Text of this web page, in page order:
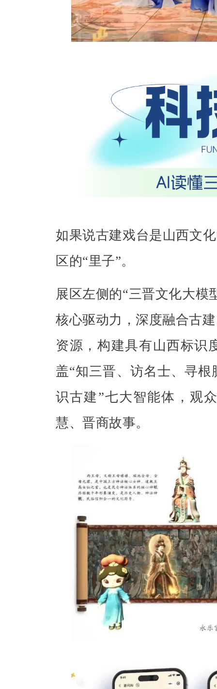
如果说古建戏台是山西文
区的“里子”。
展区左侧的“三晋文化大模
核心驱动力，深度融合古
资源，构建具有山西标识
盖“知三晋、访名士、寻
识古建”七大智能体，观
慧、晋商故事。